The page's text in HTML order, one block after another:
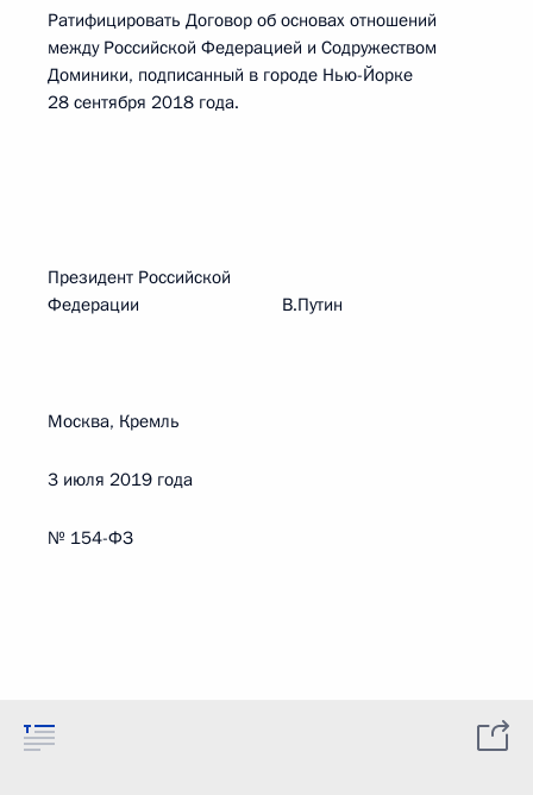
Ратифицировать Договор об основах отношений
между Российской Федерацией и Содружеством
Доминики, подписанный в городе Нью-Йорке
28 сентября 2018 года.
Президент Российской
Федерации В.Путин
Москва, Кремль
3 июля 2019 года
№ 154-ФЗ